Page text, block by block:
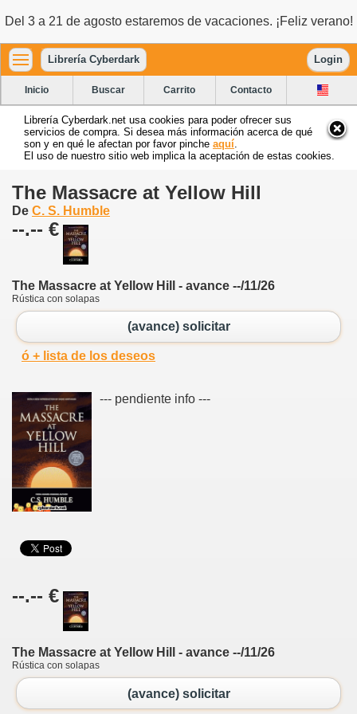
Del 3 a 21 de agosto estaremos de vacaciones. ¡Feliz verano!
Librería Cyberdark Login
Inicio Buscar Carrito Contacto
Librería Cyberdark.net usa cookies para poder ofrecer sus
servicios de compra. Si desea más información acerca de qué
son y en qué le afectan por favor pinche aquí
El uso de nuestro sitio web implica la aceptación de estas cookies.
The Massacre at Yellow Hill
De C. S. Humble
--.-- €
The Massacre at Yellow Hill - avance --/11/26
Rústica con solapas
(avance) solicitar
ó + lista de los deseos
--- pendiente info ---
--.-- €
The Massacre at Yellow Hill - avance --/11/26
Rústica con solapas
(avance) solicitar